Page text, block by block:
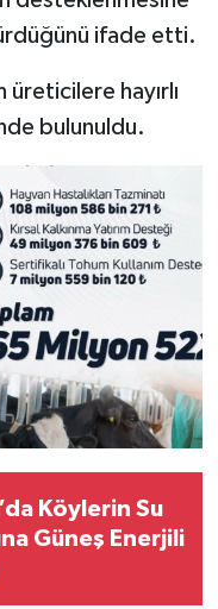
ifade etti.
üreticilere hayırlı
bulunuldu.
Köylerin Su
Güneş Enerjili